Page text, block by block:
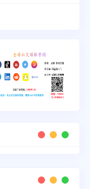
Telegram
更多